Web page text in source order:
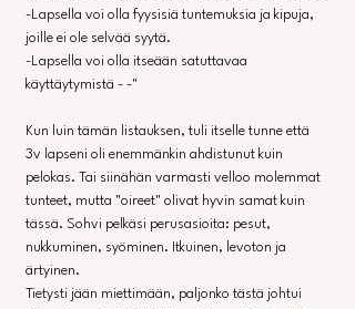
-Lapsella voi olla fyysisiä tuntemuksia ja kipuja,
joille ei ole selvää syytä.
-Lapsella voi olla itseään satuttavaa
käyttäytymistä - -"
Kun luin tämän listauksen, tuli itselle tunne että
3v lapseni oli enemmänkin ahdistunut kuin
pelokas. Tai siinähän varmasti velloo molemmat
tunteet, mutta "oireet" olivat hyvin samat kuin
tässä. Sohvi pelkäsi perusasioita: pesut,
nukkuminen, syöminen. Itkuinen, levoton ja
ärtyinen.
Tietysti jään miettimään, paljonko tästä johtui